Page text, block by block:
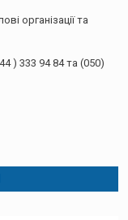
організації та
) 333 94 84та(050)